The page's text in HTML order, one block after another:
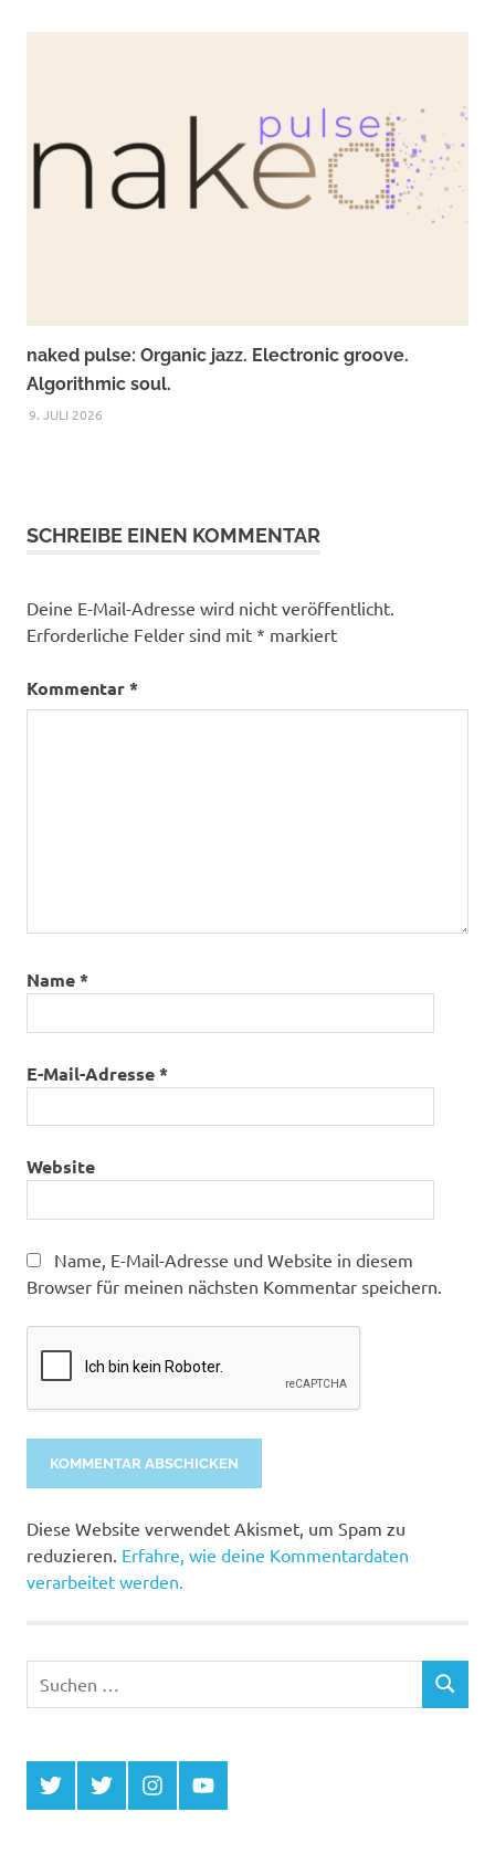
naked pulse: Organic jazz. Electronic groove.
Algorithmic soul.
9. JULI 2026
SCHREIBE EINEN KOMMENTAR
Deine E-Mail-Adresse wird nicht veröffentlicht.
Erforderliche Felder sind mit * markiert
Kommentar*
Name*
E-Mail-Adresse*
Website
Name, E-Mail-Adresse und Website in diesem
Browser für meinen nächsten Kommentar speichern.
Alternative:
Diese Website verwendet Akismet, um Spam zu
reduzieren. Erfahre, wie deine Kommentardaten
verarbeitet werden.
nach:
SUCHEN
Twitter
MCDP
Twitter
Musicradiostation
InstagramYouTube